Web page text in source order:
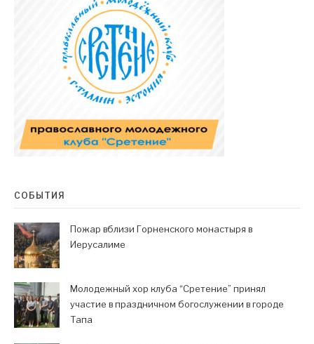
СОБЫТИЯ
Пожар вблизи Горненского монастыря в
Иерусалиме
Молодежный хор клуба “Сретение” принял
участие в праздничном богослужении в городе
Тапа